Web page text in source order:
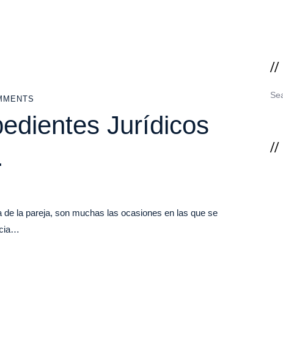
Jurídicos
la pareja, son muchas las ocasiones en las que se